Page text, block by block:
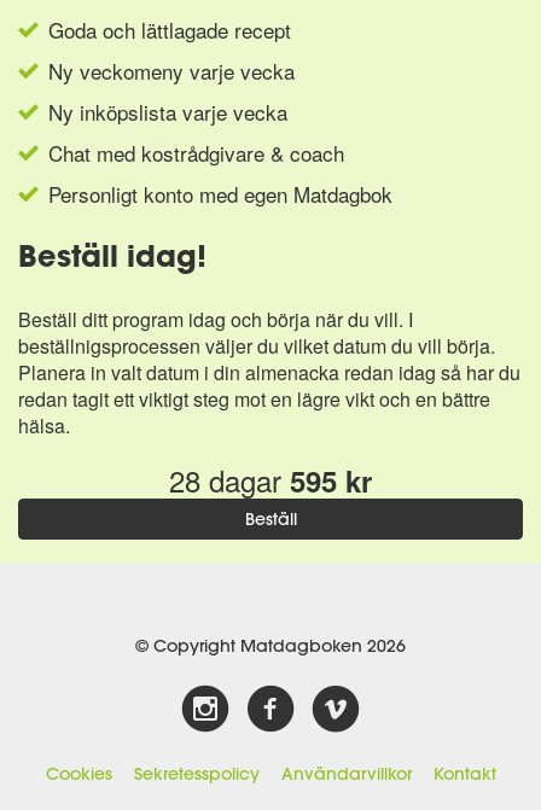
Goda och lättlagade recept
Ny veckomeny varje vecka
Ny inköpslista varje vecka
Chat med kostrådgivare & coach
Personligt konto med egen Matdagbok
Beställ idag!
Beställ ditt program idag och börja när du vill. I
beställnigsprocessen väljer du vilket datum du vill börja.
Planera in valt datum i din almenacka redan idag så har du
redan tagit ett viktigt steg mot en lägre vikt och en bättre
hälsa.
28 dagar 595 kr
Beställ
© Copyright Matdagboken 2026
Cookies Sekretesspolicy Användarvillkor Kontakt